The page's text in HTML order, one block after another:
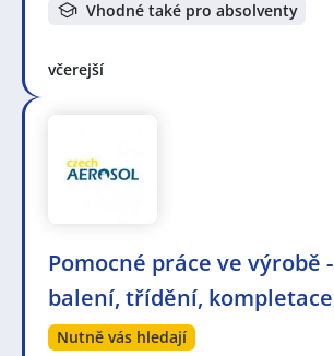
Vhodné také pro absolventy
včerejší
Pomocné práce ve výrobě -
balení, třídění, kompletace
Nutně vás hledají